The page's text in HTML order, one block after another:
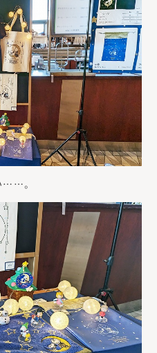
……。